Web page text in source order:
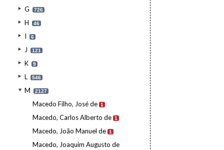
G 726
H 46
I 6
J 121
K 9
L 546
M 2127
Macedo Filho, José de 1
Macedo, Carlos Alberto de 1
Macedo, João Manuel de 1
Macedo, Joaquim Augusto de